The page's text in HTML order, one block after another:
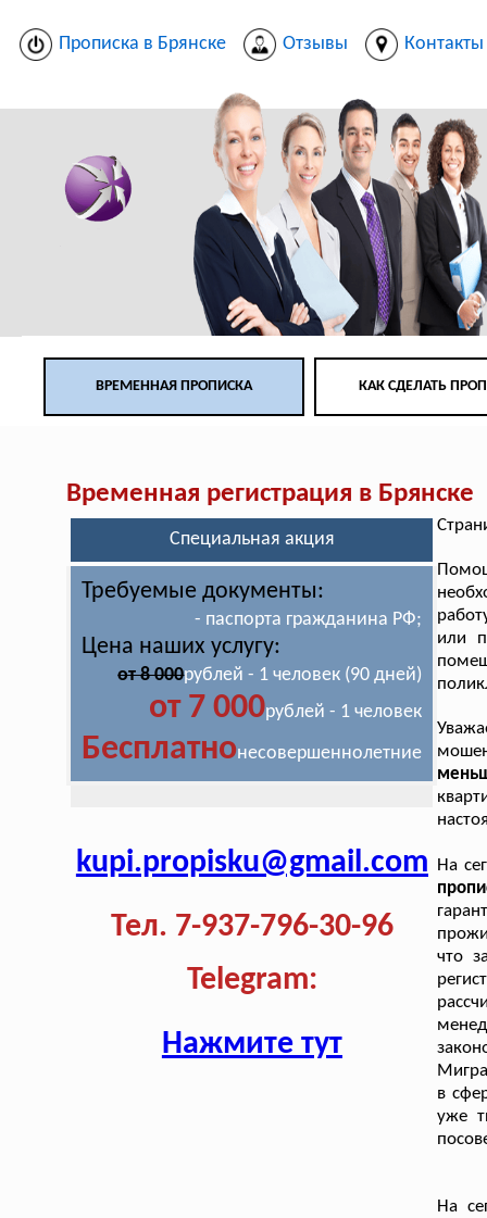
Прописка в Брянске Отзывы Контакты
ВРЕМЕННАЯ ПРОПИСКА КАК СДЕЛАТЬ
Временная регистрация в Брянске
Специальная акция
Требуемые документы:
- паспорта гражданина РФ;
Цена наших услугу:
от 8 000рублей - 1 человек (90 дней)
от 7 000рублей - 1 человек
Бесплатнонесовершеннолетние
kupi.propisku@gmail.com
Тел. 7-937-796-30-96
Telegram:
Нажмите тут
или
На
что
в
уже
На